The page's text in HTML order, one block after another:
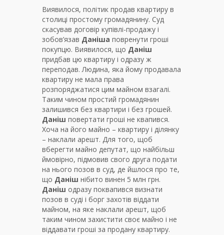
Виявилося, політик продав квартиру в
столиці простому громадянину. Суд
скасував договір купівлі-продажу і
зобов’язав Даніша повренути гроші
покупцю. Виявилося, що Даніш
придбав цю квартиру і одразу ж
переподав. Людина, яка йому продавала
квартиру не мала права
розпоряджатися цим майном взагалі.
Таким чином простий громадянин
залишився без квартири і без грошей.
Даніш повертати гроші не квапився.
Хоча на його майно – квартиру і ділянку
– наклали арешт. Для того, щоб
вберегти майно депутат, що найбільш
ймовірно, підмовив свого друга подати
на нього позов в суд, де йшлося про те,
що Даніш нібито винен 5 млн грн.
Даніш одразу поквапився визнати
позов в суді і борг захотів віддати
майном, на яке наклали арешт, щоб
таким чином захистити своє майно і не
віддавати гроші за продану квартиру.